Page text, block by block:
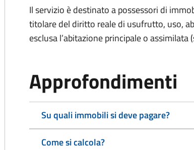
Il servizio è destinato apossessori di
titolare del diritto reale di usufrutto, uso,
esclusa l’abitazione principale o
Approfondimenti
Su quali immobili si deve pagare?
Come si calcola?